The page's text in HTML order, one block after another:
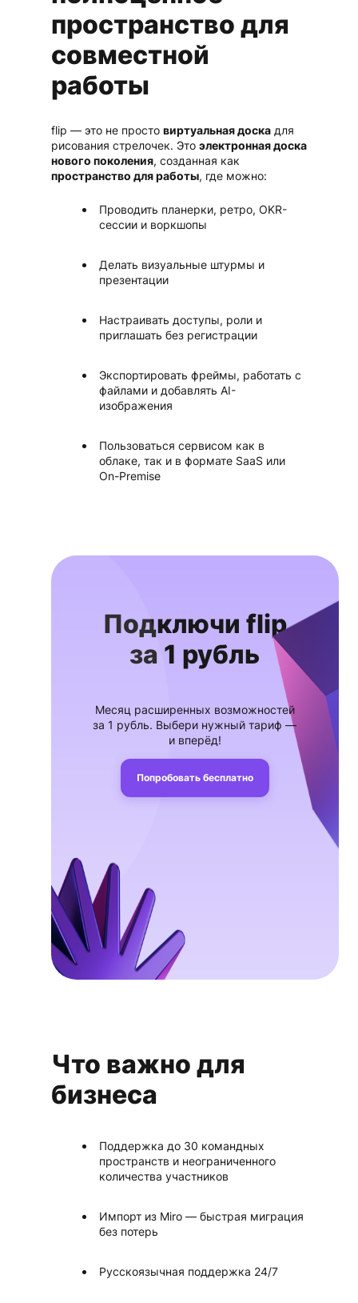
пространство для
совместной
работы
flip — это не просто виртуальная доска для
рисования стрелочек. Это электронная доска
нового поколения, созданная как
пространство для работы, где можно:
Проводить планерки, ретро, OKR-
сессии и воркшопы
Делать визуальные штурмы и
презентации
Настраивать доступы, роли и
приглашать без регистрации
Экспортировать фреймы, работать с
файлами и добавлять AI-
изображения
Пользоваться сервисом как в
облаке, так и в формате SaaS или
On-Premise
Подключи flip
за 1 рубль
Месяц расширенных возможностей
за 1 рубль. Выбери нужный тариф —
и вперёд!
Попробовать бесплатно
Что важно для
бизнеса
Поддержка до 30 командных
пространств и неограниченного
количества участников
Импорт из Miro — быстрая миграция
без потерь
Русскоязычная поддержка 24/7